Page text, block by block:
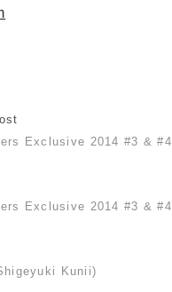
Exclusive 2014 #3 & #4
Exclusive 2014 #3 & #4
Kunii)